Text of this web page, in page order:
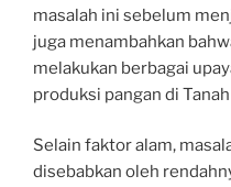
masalah ini sebelum
juga menambahkan
melakukan berbagai
produksi pangan di
Selain faktor alam,
disebabkan oleh